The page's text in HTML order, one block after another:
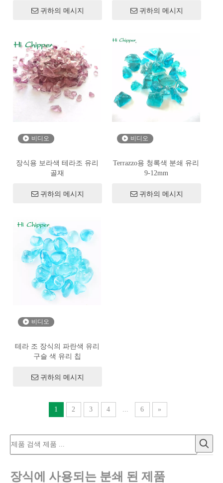
귀하의 메시지 귀하의 메시지
비디오
장식용 보라색 테라조 유리
골재
귀하의 메시지
비디오
Terrazzo용 청록색 분쇄 유리
9-12mm
귀하의 메시지
비디오
테라 조 장식의 파란색 유리
구슬 색 유리 칩
귀하의 메시지
1 2 3 4 ... 6 »
장식에 사용되는 분쇄 된 제품